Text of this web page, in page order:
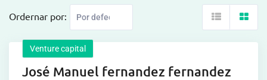
Ordernar por:
Venture capital
José Manuel fernandez fernandez